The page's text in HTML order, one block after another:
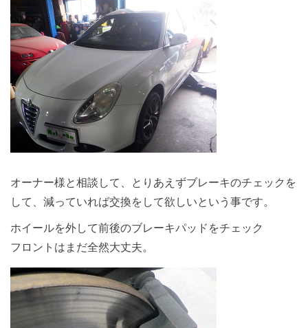
オーナー様と相談して、とりあえずブレーキのチェックを
して、減っていれば交換をして欲しいという事です。
ホイールを外して前後のブレーキパッドをチェック
フロントはまだ全然大丈夫。